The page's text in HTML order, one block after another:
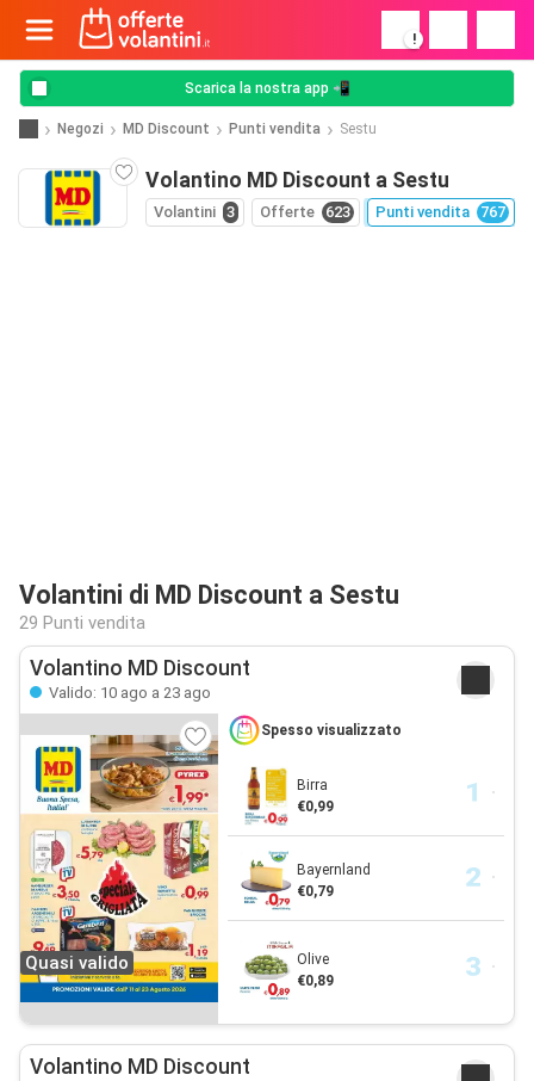
!
Scarica la nostra app 📲
Negozi MD Discount Punti vendita Sestu
Volantino MD Discount a Sestu
Volantini 3 Offerte 623 Punti vendita 767
Volantini di MD Discount a Sestu
29 Punti vendita
Volantino MD Discount
Valido: 10 ago a 23 ago
Quasi valido
Spesso visualizzato
Birra
€0,99
Bayernland
€0,79
Olive
€0,89
Volantino MD Discount